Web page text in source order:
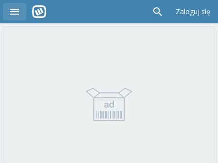
Zaloguj się